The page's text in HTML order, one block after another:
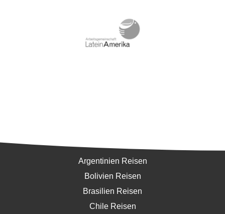
Argentinien Reisen
Bolivien Reisen
Brasilien Reisen
Chile Reisen